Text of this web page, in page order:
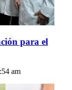
para el
am